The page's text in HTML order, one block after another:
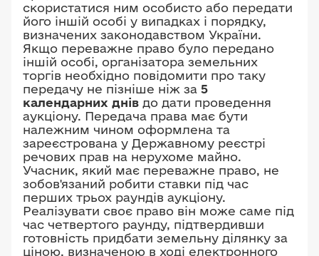
скористатися ним особисто або передати
його іншій особі у випадках і порядку,
визначених законодавством України.
Якщо переважне право було передано
іншій особі, організатора земельних
торгів необхідно повідомити про таку
передачу не пізніше ніж за 5
календарних днів до дати проведення
аукціону. Передача права має бути
належним чином оформлена та
зареєстрована у Державному реєстрі
речових прав на нерухоме майно.
Учасник, який має переважне право, не
зобов'язаний робити ставки під час
перших трьох раундів аукціону.
Реалізувати своє право він може саме під
час четвертого раунду, підтвердивши
готовність придбати земельну ділянку за
ціною, визначеною в ході електронного